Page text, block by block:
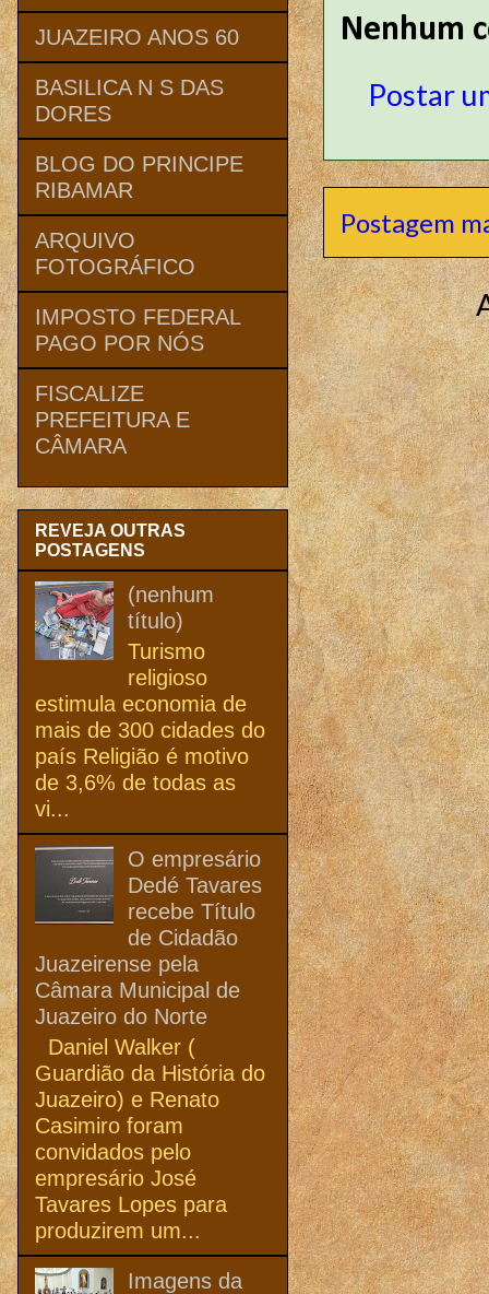
Nenhum
Postar
Postagem
JUAZEIRO ANOS 60
BASILICA N S DAS
DORES
BLOG DO PRINCIPE
RIBAMAR
ARQUIVO
FOTOGRÁFICO
IMPOSTO FEDERAL
PAGO POR NÓS
FISCALIZE
PREFEITURA E
CÂMARA
REVEJA OUTRAS
POSTAGENS
(nenhum
título)
Turismo
religioso
estimula economia de
mais de 300 cidades do
país Religião é motivo
de 3,6% de todas as
vi...
O empresário
Dedé Tavares
recebe Título
de Cidadão
Juazeirense pela
Câmara Municipal de
Juazeiro do Norte
Daniel Walker (
Guardião da História do
Juazeiro) e Renato
Casimiro foram
convidados pelo
empresário José
Tavares Lopes para
produzirem um...
Imagens da